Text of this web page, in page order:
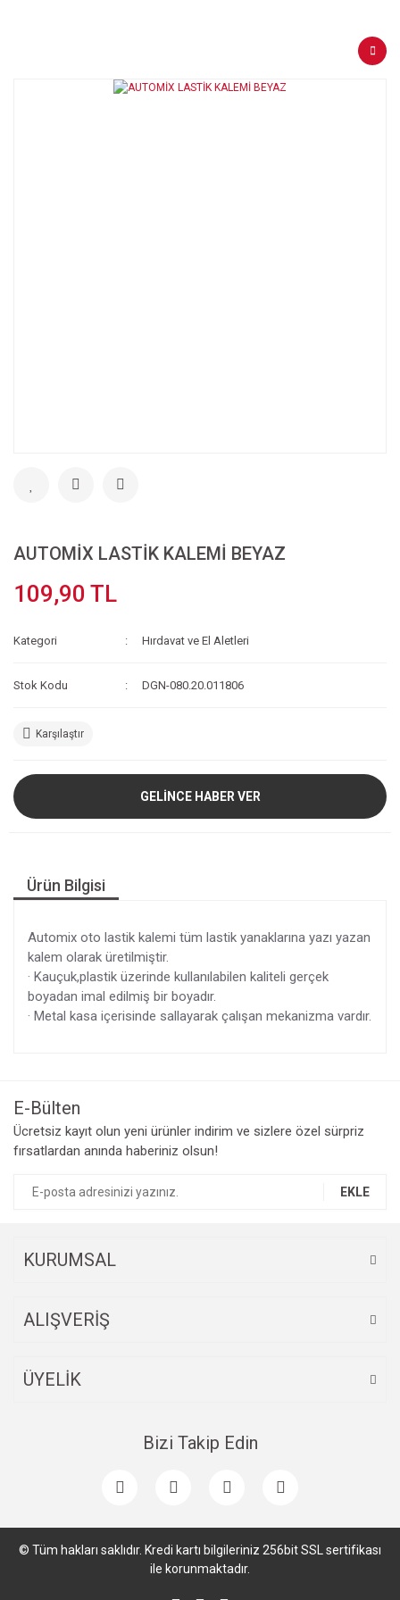
AUTOMİX LASTİK KALEMİ BEYAZ
109,90 TL
Kategori Hırdavat ve El Aletleri
Stok Kodu DGN-080.20.011806
Karşılaştır
GELİNCE HABER VER
Ürün Bilgisi
Automix oto lastik kalemi tüm lastik yanaklarına yazı yazan
kalem olarak üretilmiştir.
· Kauçuk,plastik üzerinde kullanılabilen kaliteli gerçek
boyadan imal edilmiş bir boyadır.
· Metal kasa içerisinde sallayarak çalışan mekanizma vardır.
E-Bülten
Ücretsiz kayıt olun yeni ürünler indirim ve sizlere özel sürpriz
fırsatlardan anında haberiniz olsun!
EKLE
KURUMSAL
ALIŞVERİŞ
ÜYELİK
Bizi Takip Edin
© Tüm hakları saklıdır. Kredi kartı bilgileriniz 256bit SSL sertifikası
ile korunmaktadır.